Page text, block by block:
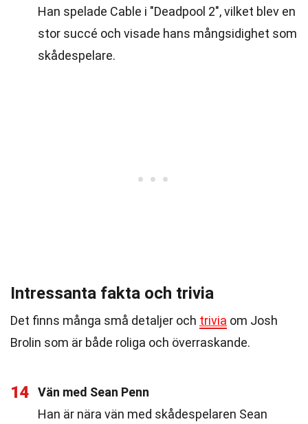
Han spelade Cable i "Deadpool 2", vilket blev en
stor succé och visade hans mångsidighet som
skådespelare.
Intressanta fakta och trivia
Det finns många små detaljer och trivia om Josh
Brolin som är både roliga och överraskande.
14
Vän med Sean Penn
Han är nära vän med skådespelaren Sean